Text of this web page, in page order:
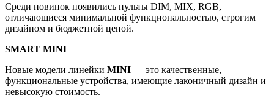
Среди новинок появились пульты DIM, MIX, RGB,
отличающиеся минимальной функциональностью, строгим
дизайном и бюджетной ценой.
SMART MINI
Новые модели линейки MINI — это качественные,
функциональные устройства, имеющие лаконичный дизайн и
невысокую стоимость.